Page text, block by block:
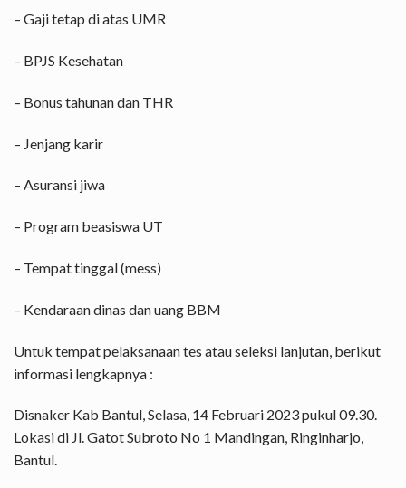
– Gaji tetap di atas UMR
– BPJS Kesehatan
– Bonus tahunan dan THR
– Jenjang karir
– Asuransi jiwa
– Program beasiswa UT
– Tempat tinggal (mess)
– Kendaraan dinas dan uang BBM
Untuk tempat pelaksanaan tes atau seleksi lanjutan, berikut
informasi lengkapnya :
Disnaker Kab Bantul, Selasa, 14 Februari 2023 pukul 09.30.
Lokasi di Jl. Gatot Subroto No 1 Mandingan, Ringinharjo,
Bantul.